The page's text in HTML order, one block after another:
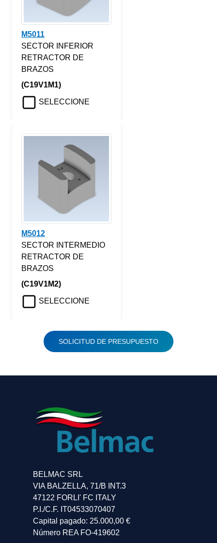
M5011
SECTOR INFERIOR
RETRACTOR DE
BRAZOS
(C19V1M1)
SELECCIONE
M5012
SECTOR INTERMEDIO
RETRACTOR DE
BRAZOS
(C19V1M2)
SELECCIONE
SOLICITUD DE PRESUPUESTO
BELMAC SRL
VIA BALZELLA, 71/B INT.3
47122 FORLI' FC ITALY
P.I./C.F. IT04533070407
Capital pagado: 25.000,00 €
Número REA FO-419602